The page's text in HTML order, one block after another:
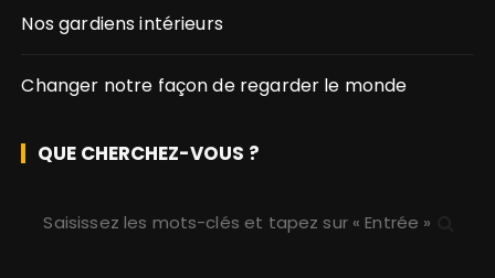
Nos gardiens intérieurs
Changer notre façon de regarder le monde
QUE CHERCHEZ-VOUS ?